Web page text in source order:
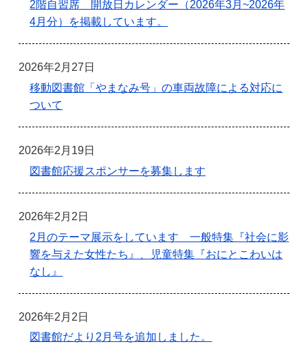
2階自習席 開放日カレンダー（2026年3月~2026年
4月分）を掲載しています。
2026年2月27日
移動図書館「やまなみ号」の車両故障による対応に
ついて
2026年2月19日
図書館応援スポンサーを募集します
2026年2月2日
2月のテーマ展示をしています 一般特集『社会に影
響を与えた女性たち』、児童特集『おにとこわいは
なし』
2026年2月2日
図書館だより2月号を追加しました。